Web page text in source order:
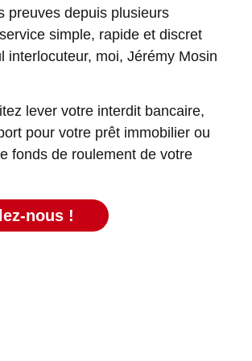
preuves depuis plusieurs
simple, rapide et discret
interlocuteur, moi, Jérémy Mosin
lever votre interdit bancaire,
pour votre prêt immobilier ou
fonds de roulement de votre
nous !